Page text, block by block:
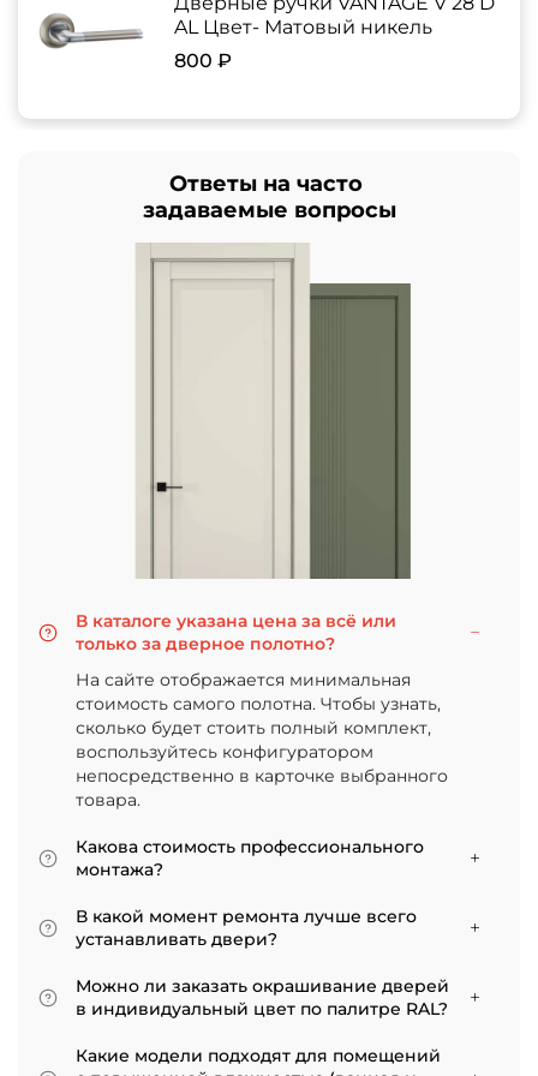
AL Цвет- Матовый никель
800 ₽
Ответы на часто
задаваемые вопросы
В каталоге указана цена за всё или
только за дверное полотно?
На сайте отображается минимальная
стоимость самого полотна. Чтобы узнать,
сколько будет стоить полный комплект,
воспользуйтесь конфигуратором
непосредственно в карточке выбранного
товара.
Какова стоимость профессионального
монтажа?
Итоговая сумма зависит от типа отделки
двери и габаритов проема. Минимальная
цена за установку стандартной двери с
покрытием «экошпон» начинается от 5000
рублей.
В какой момент ремонта лучше всего
устанавливать двери?
Мы советуем приступать к монтажу после
того, как уложено напольное покрытие. В
противном случае из-за изменения уровня
пола полотно может не подойти по высоте, и
его придется подрезать. Оптимально ставить
Можно ли заказать окрашивание дверей
в индивидуальный цвет по палитре RAL?
ассортименте представлены эмалированные
Какие модели подходят для помещений